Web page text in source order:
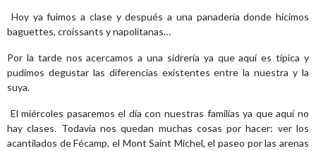
Hoy ya fuimos a clase y después a una panadería donde hicimos
baguettes, croissants y napolitanas…
Por la tarde nos acercamos a una sidrería ya que aquí es típica y
pudimos degustar las diferencias existentes entre la nuestra y la
suya.
El miércoles pasaremos el día con nuestras familias ya que aquí no
hay clases. Todavía nos quedan muchas cosas por hacer: ver los
acantilados de Fécamp, el Mont Saint Michel, el paseo por las arenas